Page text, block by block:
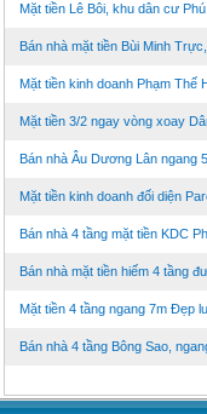
Mặt tiền Lê Bôi, khu dân cư
Bán nhà mặt tiền Bùi Minh
Mặt tiền kinh doanh Phạm Thế
Mặt tiền 3/2 ngay vòng xoay
Bán nhà Âu Dương Lân ngang
Mặt tiền kinh doanh đối diện
Bán nhà 4 tầng mặt tiền KDC
Bán nhà mặt tiền hiếm 4 tầng
Mặt tiền 4 tầng ngang 7m Đẹp
Bán nhà 4 tầng Bông Sao,